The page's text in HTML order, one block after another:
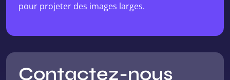
pour projeter des images larges.
Contactez-nous